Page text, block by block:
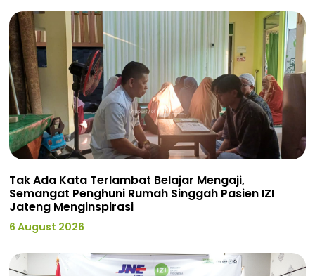
Tak Ada Kata Terlambat Belajar Mengaji,
Semangat Penghuni Rumah Singgah Pasien IZI
Jateng Menginspirasi
6 August 2026